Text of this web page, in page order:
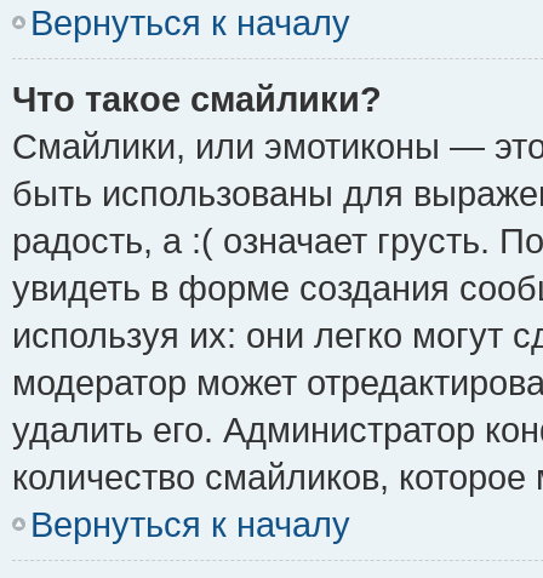
Вернуться к началу
Что такое смайлики?
Смайлики, или эмотиконы —
быть использованы для
радость, а :( означает грусть.
увидеть в форме создания
используя их: они легко могут
модератор может
удалить его. Администратор
количество смайликов,
Вернуться к началу